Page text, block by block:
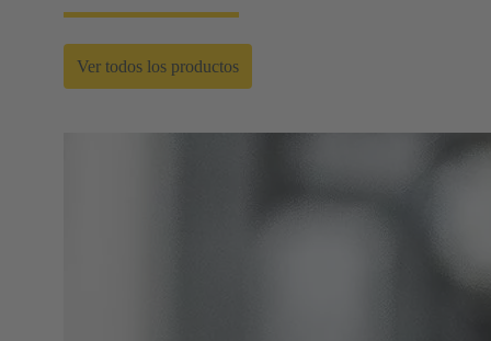
Ver todos los productos